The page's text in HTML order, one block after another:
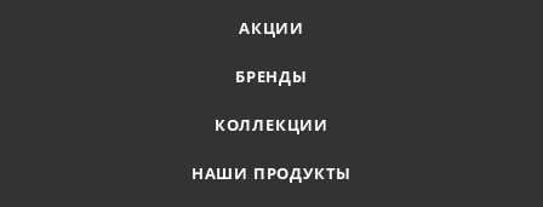
АКЦИИ
БРЕНДЫ
КОЛЛЕКЦИИ
НАШИ ПРОДУКТЫ